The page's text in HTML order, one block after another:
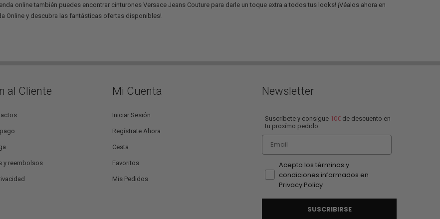
online también puedes encontrar cinturones Versace Jeans Couture para darle un toque extra a todos tus looks! ¡Véalos ahora en
Online y descubra las fantásticas ofertas disponibles!
al Cliente
y reembolsos
Mi Cuenta
Iniciar Sesión
Regístrate Ahora
Cesta
Favoritos
Mis Pedidos
Newsletter
Suscríbete y consigue 10€ de descuento en
tu proxímo pedido.
Email
Acepto los términos y
condiciones informados en
Privacy Policy
SUSCRIBIRSE